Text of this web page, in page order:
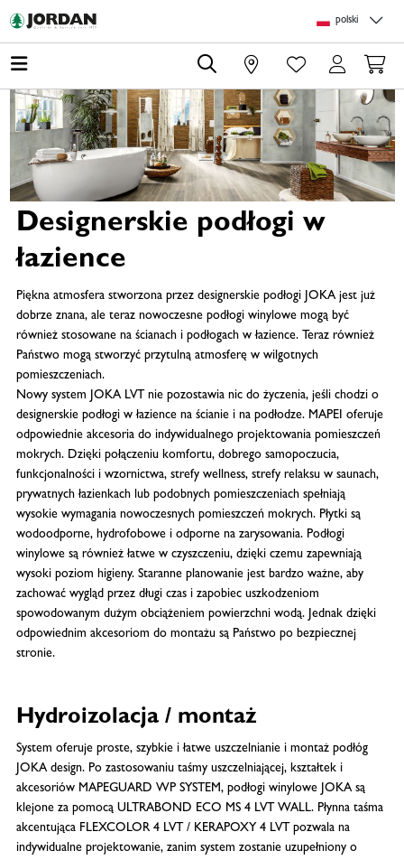
polski
0
Designerskie podłogi w
łazience
Piękna atmosfera stworzona przez designerskie podłogi JOKA jest już
dobrze znana, ale teraz nowoczesne podłogi winylowe mogą być
również stosowane na ścianach i podłogach w łazience. Teraz również
Państwo mogą stworzyć przytulną atmosferę w wilgotnych
pomieszczeniach.
Nowy system JOKA LVT nie pozostawia nic do życzenia, jeśli chodzi o
designerskie podłogi w łazience na ścianie i na podłodze. MAPEI oferuje
odpowiednie akcesoria do indywidualnego projektowania pomieszczeń
mokrych. Dzięki połączeniu komfortu, dobrego samopoczucia,
funkcjonalności i wzornictwa, strefy wellness, strefy relaksu w saunach,
prywatnych łazienkach lub podobnych pomieszczeniach spełniają
wysokie wymagania nowoczesnych pomieszczeń mokrych. Płytki są
wodoodporne, hydrofobowe i odporne na zarysowania. Podłogi
winylowe są również łatwe w czyszczeniu, dzięki czemu zapewniają
wysoki poziom higieny. Staranne planowanie jest bardzo ważne, aby
zachować wygląd przez długi czas i zapobiec uszkodzeniom
spowodowanym dużym obciążeniem powierzchni wodą. Jednak dzięki
odpowiednim akcesoriom do montażu są Państwo po bezpiecznej
stronie.
Hydroizolacja / montaż
System oferuje proste, szybkie i łatwe uszczelnianie i montaż podłóg
JOKA design. Po zastosowaniu taśmy uszczelniającej, kształtek i
akcesoriów MAPEGUARD WP SYSTEM, podłogi winylowe JOKA są
klejone za pomocą ULTRABOND ECO MS 4 LVT WALL. Płynna taśma
akcentująca FLEXCOLOR 4 LVT / KERAPOXY 4 LVT pozwala na
indywidualne projektowanie, zanim system zostanie uzupełniony o